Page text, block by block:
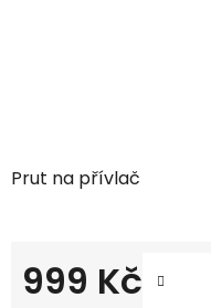
Prut na přívlač
999 Kč